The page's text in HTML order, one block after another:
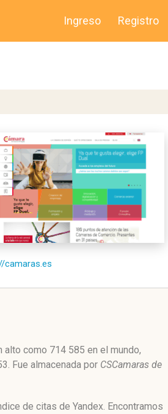
Ingreso Registro
camaras.es
como 714 585 en el mundo,
Fue almacenada por CSCamaras de
de citas de Yandex. Encontramos